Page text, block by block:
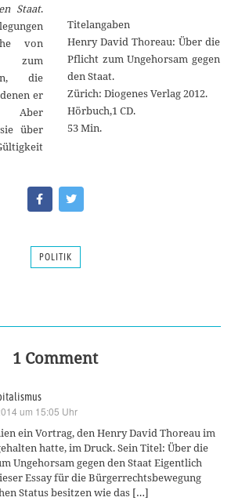
Staat.
von
zum
die
er
über
Titelangaben
Henry David Thoreau: Über die
Pflicht zum Ungehorsam gegen
den Staat.
Zürich: Diogenes Verlag 2012.
Hörbuch,1 CD.
53 Min.
POLITIK
1 Comment
um 15:05 Uhr
ein Vortrag, den Henry David Thoreau im
hatte, im Druck. Sein Titel: Über die
Ungehorsam gegen den Staat Eigentlich
Essay für die Bürgerrechtsbewegung
Status besitzen wie das […]